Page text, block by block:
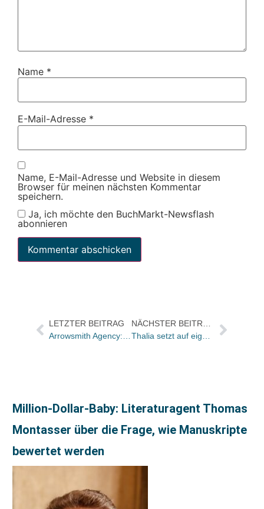
Name *
E-Mail-Adresse *
Name, E-Mail-Adresse und Website in diesem
Browser für meinen nächsten Kommentar
speichern.
Ja, ich möchte den BuchMarkt-Newsflash
abonnieren
LETZTER BEITRAG
Million-Dollar-Baby: Literaturagent Thomas
Montasser über die Frage, wie Manuskripte
bewertet werden